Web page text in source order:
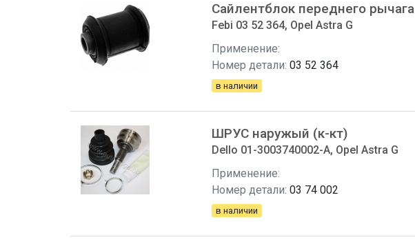
Сайлентблок переднего рычага
Febi 03 52 364, Opel Astra G
Применение:
Номер детали: 03 52 364
в наличии
ШРУС наружый (к-кт)
Dello 01-3003740002-A, Opel Astra G
Применение:
Номер детали: 03 74 002
в наличии